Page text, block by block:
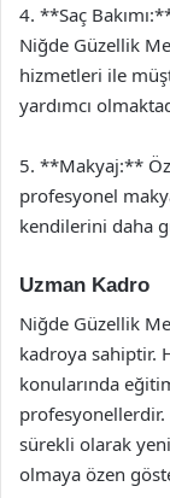
4. **Saç
Niğde Güzellik
hizmetleri ile
yardımcı
5. **Makyaj:**
profesyonel
kendilerini daha
Uzman Kadro
Niğde Güzellik
kadroya sahiptir.
konularında
sürekli olarak
olmaya özen